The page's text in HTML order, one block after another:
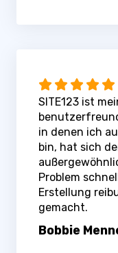
SITE123 ist
in denen ich
bin, hat sich
Problem
Erstellung
gemacht.
Bobbie